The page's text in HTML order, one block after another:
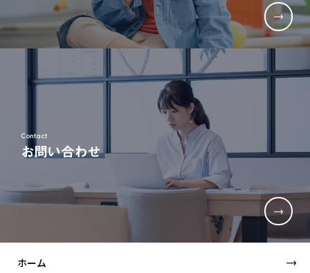
Contact
お問い合わせ
ホーム